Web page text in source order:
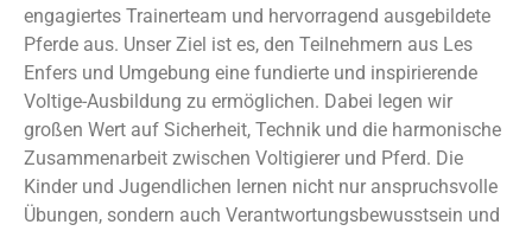
engagiertes Trainerteam und hervorragend ausgebildete
Pferde aus. Unser Ziel ist es, den Teilnehmern aus Les
Enfers und Umgebung eine fundierte und inspirierende
Voltige-Ausbildung zu ermöglichen. Dabei legen wir
großen Wert auf Sicherheit, Technik und die harmonische
Zusammenarbeit zwischen Voltigierer und Pferd. Die
Kinder und Jugendlichen lernen nicht nur anspruchsvolle
Übungen, sondern auch Verantwortungsbewusstsein und